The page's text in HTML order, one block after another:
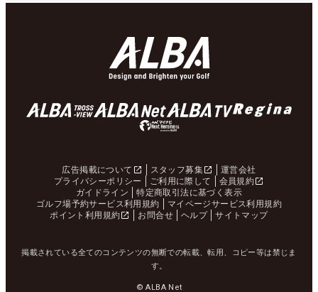
広告掲載について スタッフ募集
運営会社
プライバシーポリシー
ご利用に際して
会員規約
ガイドライン
特定商取引法に基づく表示
ゴルフ場予約サービス利用規約
マイページサービス利用規約
ポイント利用規約
お問合せ ヘルプ サイトマップ
掲載されている全てのコンテンツの無断での転載、転用、コピー等は禁じま
す。
© ALBA Net